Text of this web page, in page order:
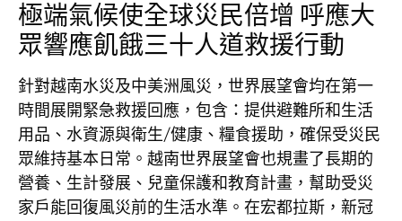
極端氣候使全球災民倍增 呼應大
眾響應飢餓三十人道救援行動
針對越南水災及中美洲風災，世界展望會均在第一
時間展開緊急救援回應，包含：提供避難所和生活
用品、水資源與衛生/健康、糧食援助，確保受災民
眾維持基本日常。越南世界展望會也規畫了長期的
營養、生計發展、兒童保護和教育計畫，幫助受災
家戶能回復風災前的生活水準。在宏都拉斯，新冠